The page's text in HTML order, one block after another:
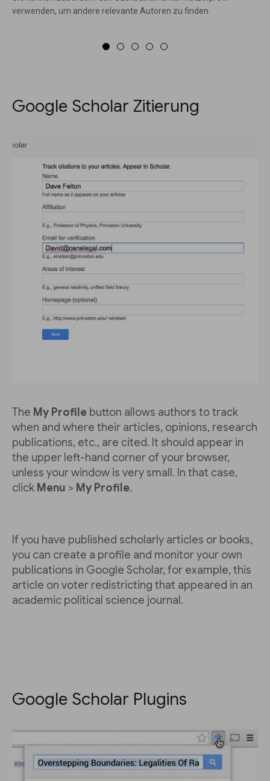
verwenden, um andere relevante Autoren zu finden.
Google Scholar Zitierung
The My Profile button allows authors to track
when and where their articles, opinions, research
publications, etc., are cited. It should appear in
the upper left-hand corner of your browser,
unless your window is very small. In that case,
click Menu > My Profile.
If you have published scholarly articles or books,
you can create a profile and monitor your own
publications in Google Scholar, for example, this
article on voter redistricting that appeared in an
academic political science journal.
Google Scholar Plugins